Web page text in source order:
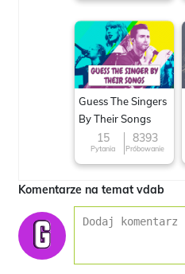
Guess The Singers
By Their Songs
15
Pytania
8393
Próbowanie
Komentarze na temat vdab